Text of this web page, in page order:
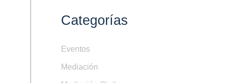
Categorías
Eventos
Mediación